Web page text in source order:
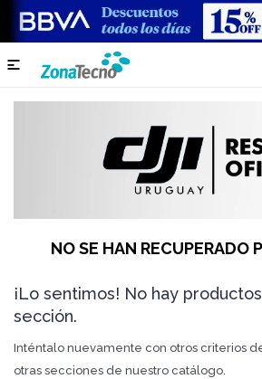

NO SE HAN RECUPERADO
¡Lo sentimos! No hay
sección.
Inténtalo nuevamente con otros criterios
otras secciones de nuestro catálogo.